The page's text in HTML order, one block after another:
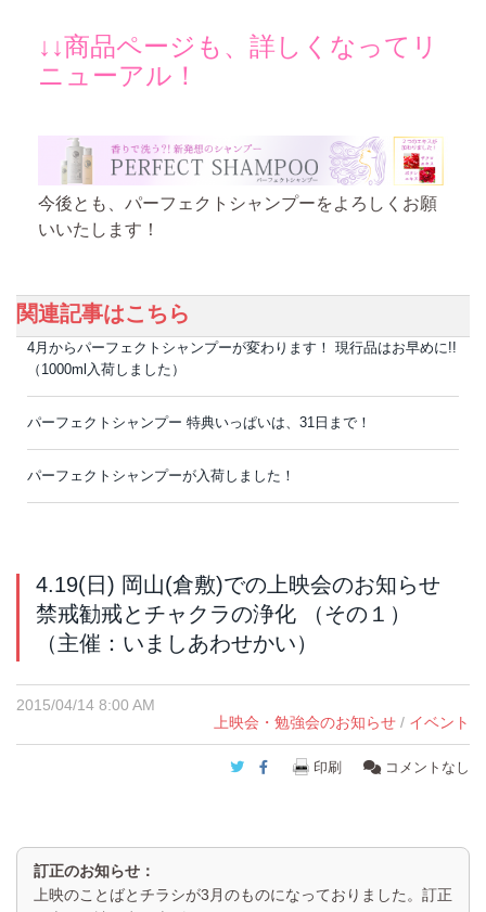
↓↓商品ページも、詳しくなってリ
ニューアル！
今後とも、パーフェクトシャンプーをよろしくお願
いいたします！
関連記事はこちら
4月からパーフェクトシャンプーが変わります！ 現行品はお早めに!!
（1000ml入荷しました）
パーフェクトシャンプー 特典いっぱいは、31日まで！
パーフェクトシャンプーが入荷しました！
4.19(日) 岡山(倉敷)での上映会のお知らせ
禁戒勧戒とチャクラの浄化 （その１）
（主催：いましあわせかい）
2015/04/14 8:00 AM
上映会・勉強会のお知らせ / イベント
Twitter
Facebook
印刷 コメントなし
訂正のお知らせ：
上映のことばとチラシが3月のものになっておりました。訂正